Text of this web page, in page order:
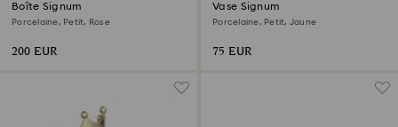
Boîte Signum
Porcelaine, Petit, Rose
200 EUR
Vase Signum
Porcelaine, Petit, Jaune
75 EUR